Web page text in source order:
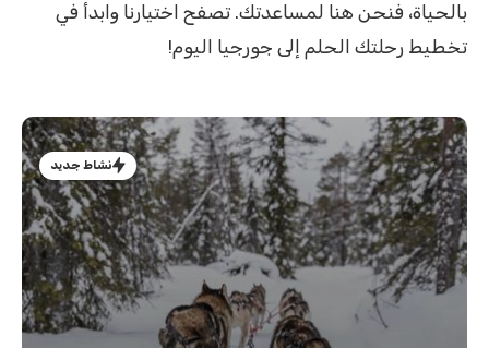
بالحياة، فنحن هنا لمساعدتك. تصفح اختيارنا وابدأ في
تخطيط رحلتك الحلم إلى جورجيا اليوم!
نشاط جديد